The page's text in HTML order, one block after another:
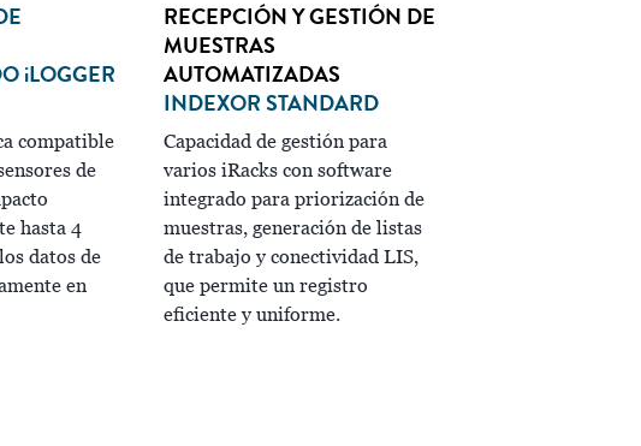
iLOGGER
compatible
de
hasta 4
datos de
en
RECEPCIÓN Y GESTIÓN DE
MUESTRAS
AUTOMATIZADAS
INDEXOR STANDARD
Capacidad de gestión para
varios iRacks con software
integrado para priorización de
muestras, generación de listas
de trabajo y conectividad LIS,
que permite un registro
eficiente y uniforme.